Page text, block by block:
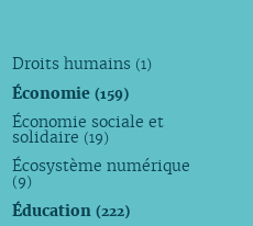
Droits humains (1)
Économie(159)
Économie sociale et
solidaire (19)
Écosystème numérique
(9)
Éducation(222)